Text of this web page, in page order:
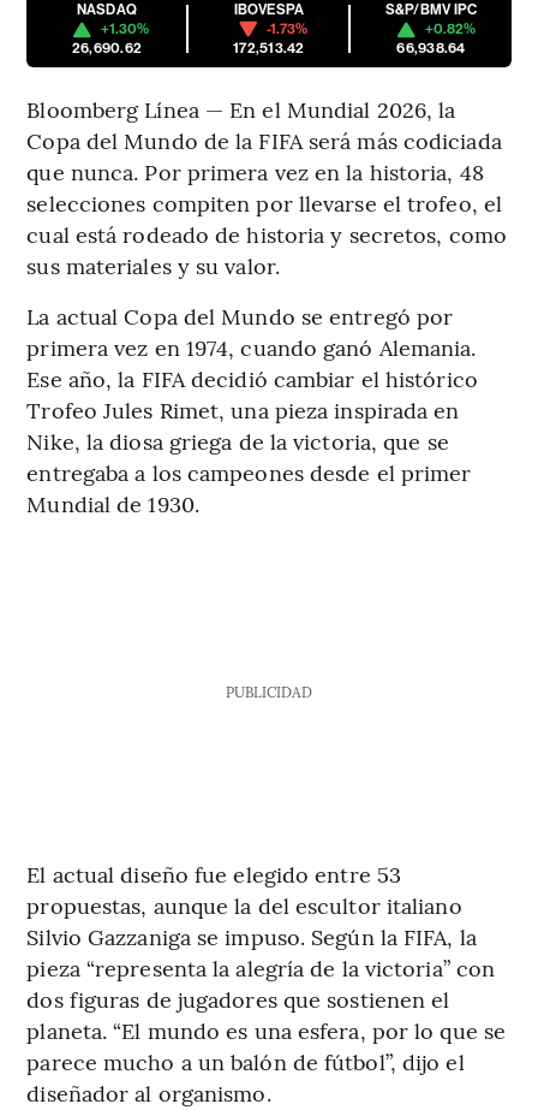
NASDAQ
+1.30%
26,690.62
IBOVESPA
-1.73%
172,513.42
S&P/BMV IPC
+0.82%
66,938.64
Bloomberg Línea — En el Mundial 2026, la
Copa del Mundo de la FIFA será más codiciada
que nunca. Por primera vez en la historia, 48
selecciones compiten por llevarse el trofeo, el
cual está rodeado de historia y secretos, como
sus materiales y su valor.
La actual Copa del Mundo se entregó por
primera vez en 1974, cuando ganó Alemania.
Ese año, la FIFA decidió cambiar el histórico
Trofeo Jules Rimet, una pieza inspirada en
Nike, la diosa griega de la victoria, que se
entregaba a los campeones desde el primer
Mundial de 1930.
PUBLICIDAD
El actual diseño fue elegido entre 53
propuestas, aunque la del escultor italiano
Silvio Gazzaniga se impuso. Según la FIFA, la
pieza “representa la alegría de la victoria” con
dos figuras de jugadores que sostienen el
planeta. “El mundo es una esfera, por lo que se
parece mucho a un balón de fútbol”, dijo el
diseñador al organismo.